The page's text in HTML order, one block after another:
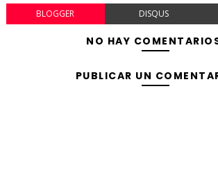
BLOGGER DISQUS
NO HAY
PUBLICAR UN